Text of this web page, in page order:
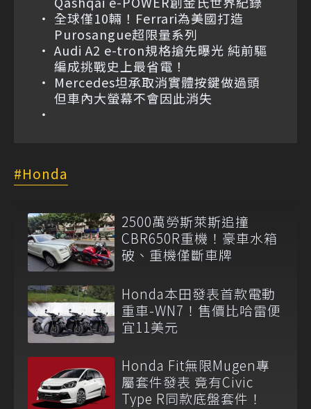
全球僅10輛！Ferrari為美國打造
Purosangue超限量系列
Audi A2 e-tron規格搶先曝光 純前驅
編成挑戰史上最省電！
Mercedes坦承取消實體按鍵做過頭
但車內大螢幕不會因此消失
Honda
2500萬勞斯萊斯追撞
CBR650R重機！豪車水箱
破、重機僅斷車牌
Honda本田發表首款電動
重車-WN7！售價比哈雷便
宜11美元
Honda Fit無限Mugen專
屬套件發表 竟有Civic
Type R同款底盤套件！